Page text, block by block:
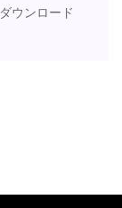
ウンロード